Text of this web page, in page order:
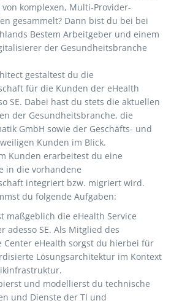
komplexen, Multi-Provider-
gesammelt? Dann bist du bei bei
Bestem Arbeitgeber und einem
der Gesundheitsbranche
gestaltest du die
für die Kunden der eHealth
SE. Dabei hast du stets die aktuellen
der Gesundheitsbranche, die
GmbH sowie der Geschäfts- und
Kunden im Blick.
Kunden erarbeitest du eine
in die vorhandene
integriert bzw. migriert wird.
du folgende Aufgaben:
maßgeblich die eHealth Service
adesso SE. Als Mitglied des
Center eHealth sorgst du hierbei für
Lösungsarchitektur im Kontext
und modellierst du technische
und Dienste der TI und